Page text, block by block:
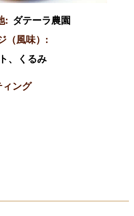
: ダテーラ農園
（風味）:
、くるみ
ィング